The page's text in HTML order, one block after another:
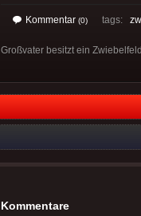
Kommentar (0) tags:
Großvater besitzt ein
Kommentare